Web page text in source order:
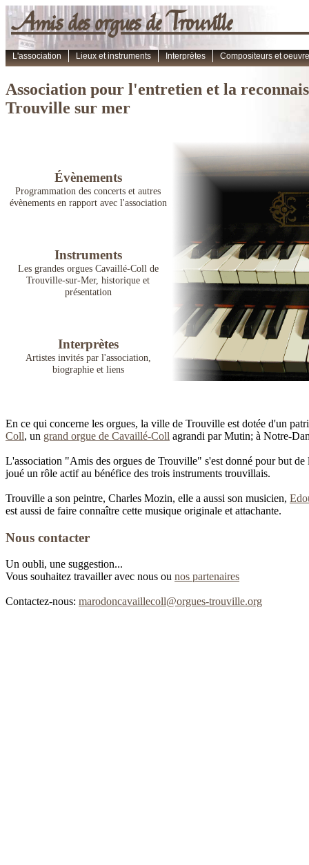
Amis des orgues de
L'association Lieux et instruments Interprètes Compositeurs et
Association pour l'entretien et la
Trouville sur mer
Évènements
Programmation des concerts et autres
évènements en rapport avec l'association
Instruments
Les grandes orgues Cavaillé-Coll de
Trouville-sur-Mer, historique et
présentation
Interprètes
Artistes invités par l'association,
biographie et liens
En ce qui concerne les orgues, la ville de Trouville est dotée d'un
Coll, un grand orgue de Cavaillé-Coll agrandi par Mutin; à Notre-
L'association "Amis des orgues de Trouville" s'est donné pour but
joué un rôle actif au bénéfice des trois instruments trouvillais.
Trouville a son peintre, Charles Mozin, elle a aussi son musicien,
est aussi de faire connaître cette musique originale et attachante.
Nous contacter
Un oubli, une suggestion...
Vous souhaitez travailler avec nous ou nos partenaires
Contactez-nous: marodoncavaillecoll@orgues-trouville.org